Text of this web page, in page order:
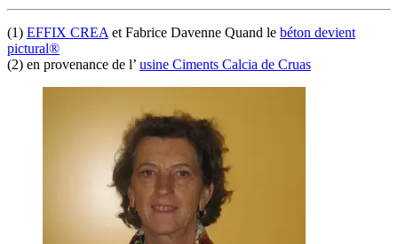
(1) EFFIX CREA et Fabrice Davenne Quand le béton devient
pictural®
(2) en provenance de l’ usine Ciments Calcia de Cruas